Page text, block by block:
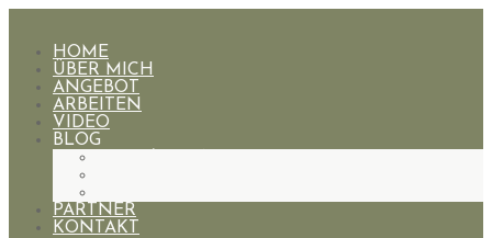
HOME
ÜBER MICH
ANGEBOT
ARBEITEN
VIDEO
BLOG
PARTNER
KONTAKT